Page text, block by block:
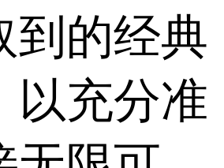
到的经典
以充分准